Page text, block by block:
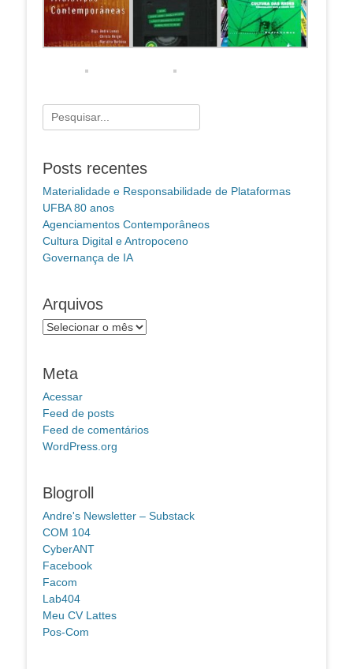
Pesquisar
por:
Posts recentes
Materialidade e Responsabilidade de Plataformas
UFBA 80 anos
Agenciamentos Contemporâneos
Cultura Digital e Antropoceno
Governança de IA
Arquivos
Arquivos
Meta
Acessar
Feed de posts
Feed de comentários
WordPress.org
Blogroll
Andre's Newsletter – Substack
COM 104
CyberANT
Facebook
Facom
Lab404
Meu CV Lattes
Pos-Com